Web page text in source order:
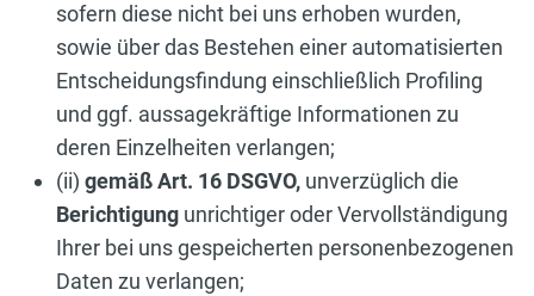
sofern diese nicht bei uns erhoben wurden,
sowie über das Bestehen einer automatisierten
Entscheidungsfindung einschließlich Profiling
und ggf. aussagekräftige Informationen zu
deren Einzelheiten verlangen;
(ii) gemäß Art. 16 DSGVO, unverzüglich die
Berichtigung unrichtiger oder Vervollständigung
Ihrer bei uns gespeicherten personenbezogenen
Daten zu verlangen;